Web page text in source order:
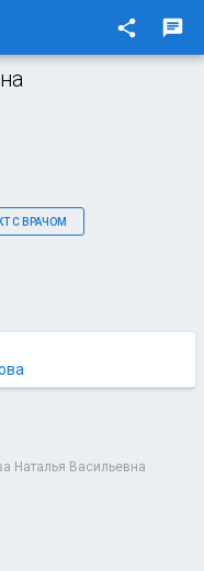
share chat
С ВРАЧОМ
Наталья Васильевна